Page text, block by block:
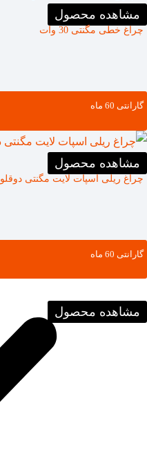
مشاهده محصول
چراغ خطی مگنتی 30 وات
مشاهده محصول
گارانتی ‌60 ماه
چراغ ریلی اسپات لایت مگنتی دوقلو 8*2 وات
مشاهده محصول
گارانتی ‌60 ماه